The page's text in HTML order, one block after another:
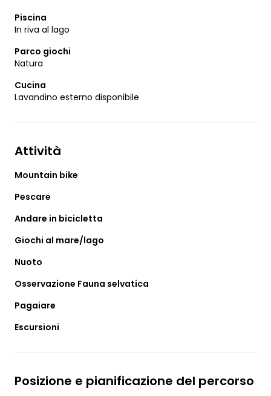
Piscina
In riva al lago
Parco giochi
Natura
Cucina
Lavandino esterno disponibile
Attività
Mountain bike
Pescare
Andare in bicicletta
Giochi al mare/lago
Nuoto
Osservazione Fauna selvatica
Pagaiare
Escursioni
Posizione e pianificazione del percorso